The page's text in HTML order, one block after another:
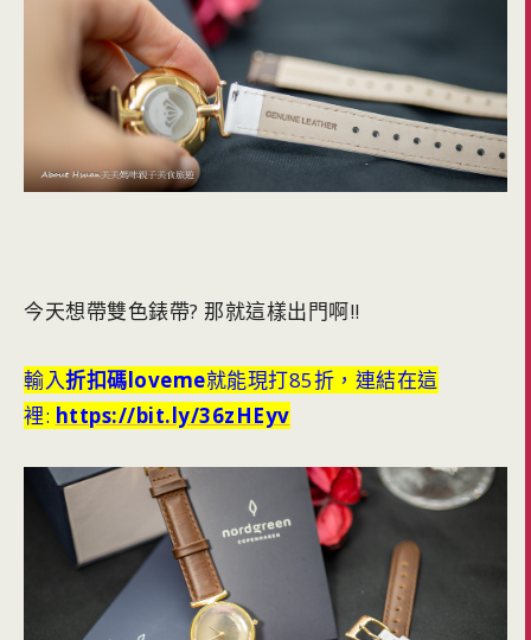
今天想帶雙色錶帶? 那就這樣出門啊!!
輸入折扣碼loveme就能現打85折，連結在這
裡: https://bit.ly/36zHEyv